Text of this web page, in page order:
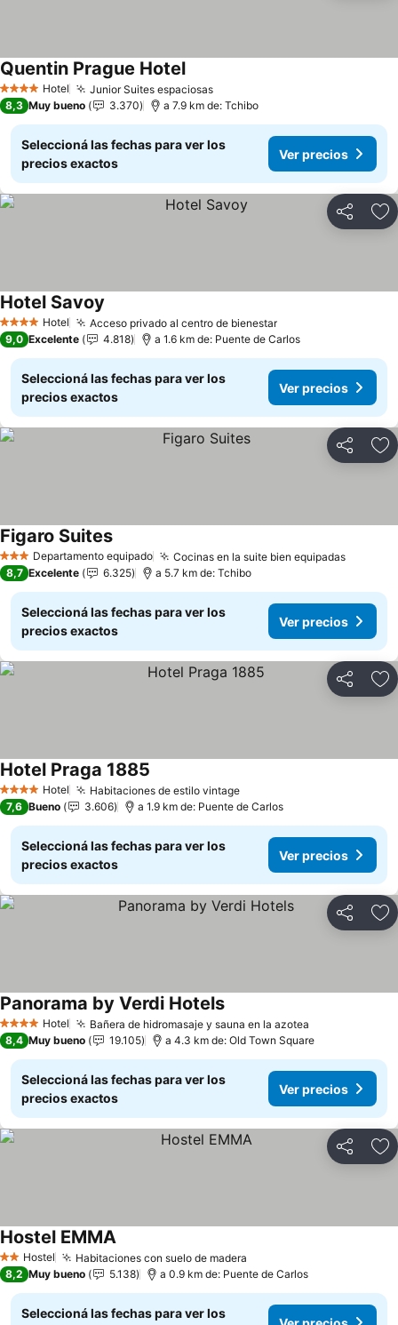
4 EstrellasHotel Junior Suites espaciosas
Quentin Prague Hotel
8,3 Muy bueno 3.370 a 7.9 km de: Tchibo
Seleccioná las fechas para ver los
precios exactos
Ver precios
Compartir
4 EstrellasHotel Acceso privado al centro de bienestar
Hotel Savoy
9,0 Excelente 4.818 a 1.6 km de: Puente de Carlos
Seleccioná las fechas para ver los
precios exactos
Ver precios
Compartir
3 EstrellasDepartamento equipado Cocinas en la suite bien equipadas
Figaro Suites
8,7 Excelente 6.325 a 5.7 km de: Tchibo
Seleccioná las fechas para ver los
precios exactos
Ver precios
Compartir
4 EstrellasHotel Habitaciones de estilo vintage
Hotel Praga 1885
7,6 Bueno 3.606 a 1.9 km de: Puente de Carlos
Seleccioná las fechas para ver los
precios exactos
Ver precios
Compartir
4 EstrellasHotel Bañera de hidromasaje y sauna en la azotea
Panorama by Verdi Hotels
8,4 Muy bueno 19.105 a 4.3 km de: Old Town Square
Seleccioná las fechas para ver los
precios exactos
Ver precios
Compartir
2 Estrellas
Hostel Habitaciones con suelo de madera
Hostel EMMA
8,2 Muy bueno 5.138 a 0.9 km de: Puente de Carlos
Seleccioná las fechas para ver los